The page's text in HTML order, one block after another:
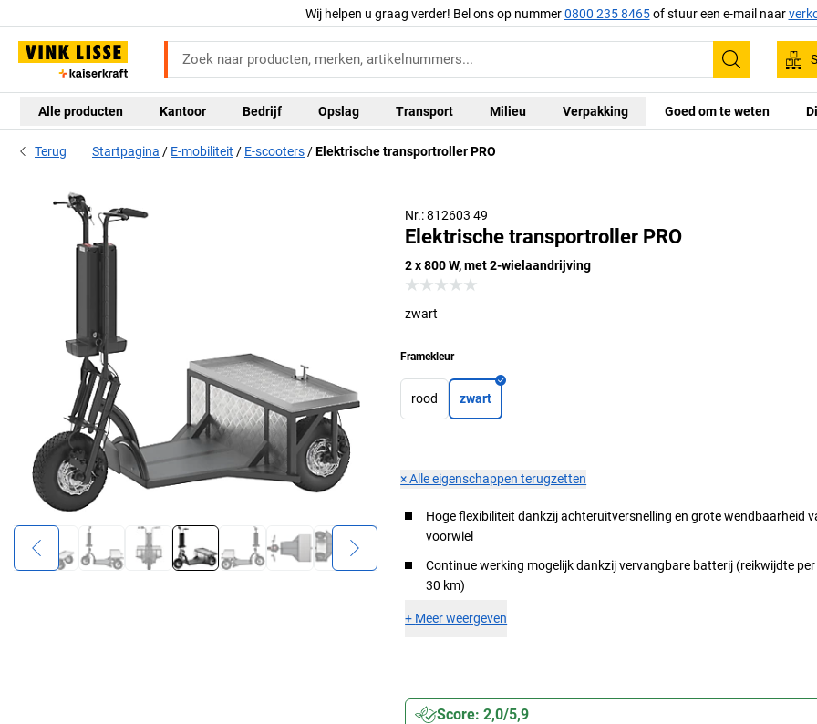
Wij helpen u graag verder! Bel ons op nummer0800 235 8465of stuur een e-mail naar
Zoeken
Alle producten Kantoor Bedrijf Opslag Transport Milieu Verpakking Goed om te weten
Terug Startpagina E-mobiliteit E-scooters Elektrische transportroller PRO
Nr.: 812603 49
Elektrische transportroller PRO
2 x 800 W, met 2-wielaandrijving
zwart
Framekleur
rood zwart
×Alle eigenschappen terugzetten
Hoge flexibiliteit dankzij achteruitversnelling en grote wendbaarheid
voorwiel
Continue werking mogelijk dankzij vervangbare batterij (reikwijdte
30 km)
+ Meer weergeven
Score: 2,0/5,9